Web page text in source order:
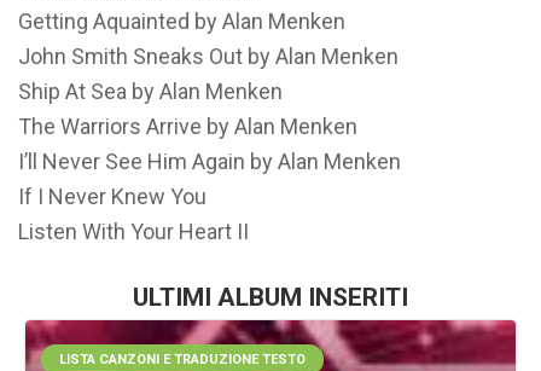
Getting Aquainted by Alan Menken
John Smith Sneaks Out by Alan Menken
Ship At Sea by Alan Menken
The Warriors Arrive by Alan Menken
I’ll Never See Him Again by Alan Menken
If I Never Knew You
Listen With Your Heart II
ULTIMI ALBUM INSERITI
LISTA CANZONI E TRADUZIONE TESTO